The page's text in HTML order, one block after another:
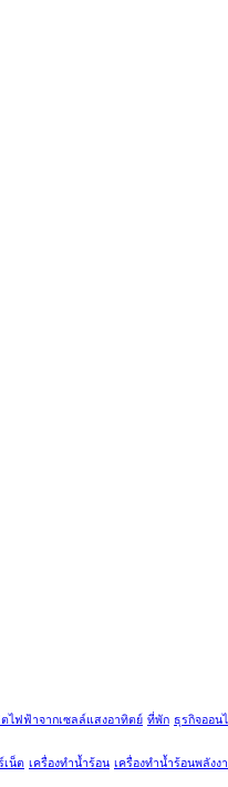
ไฟฟ้าจากเซลล์แสงอาทิตย์ ที่พัก ธุรกิจออน
เน็ต เครื่องทำน้ำร้อน เครื่องทำน้ำร้อนพลังง